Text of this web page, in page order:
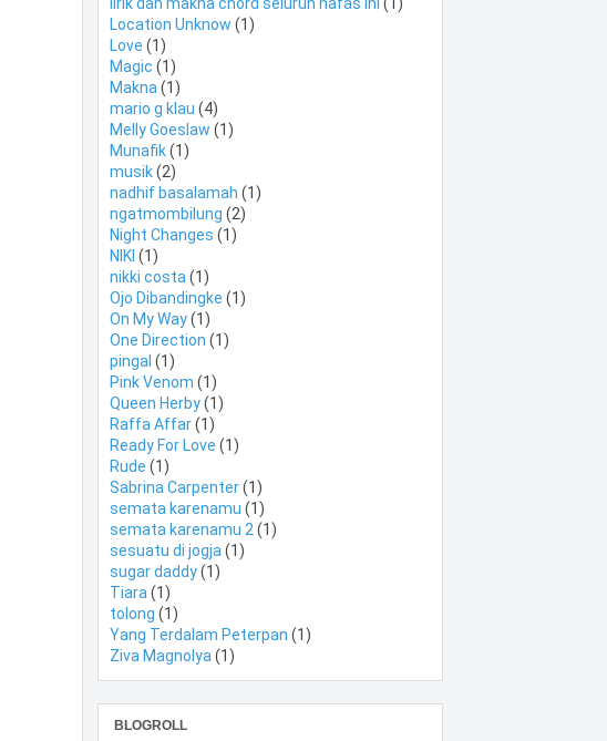
Location Unknow (1)
Love (1)
Magic (1)
Makna (1)
mario g klau (4)
Melly Goeslaw (1)
Munafik (1)
musik (2)
nadhif basalamah (1)
ngatmombilung (2)
Night Changes (1)
NIKI (1)
nikki costa (1)
Ojo Dibandingke (1)
On My Way (1)
One Direction (1)
pingal (1)
Pink Venom (1)
Queen Herby (1)
Raffa Affar (1)
Ready For Love (1)
Rude (1)
Sabrina Carpenter (1)
semata karenamu (1)
semata karenamu 2 (1)
sesuatu di jogja (1)
sugar daddy (1)
Tiara (1)
tolong (1)
Yang Terdalam Peterpan (1)
Ziva Magnolya (1)
BLOGROLL